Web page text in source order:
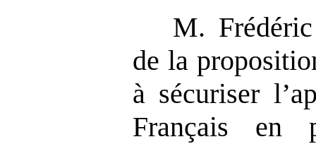
M.
de la
à sécuriser
Français en